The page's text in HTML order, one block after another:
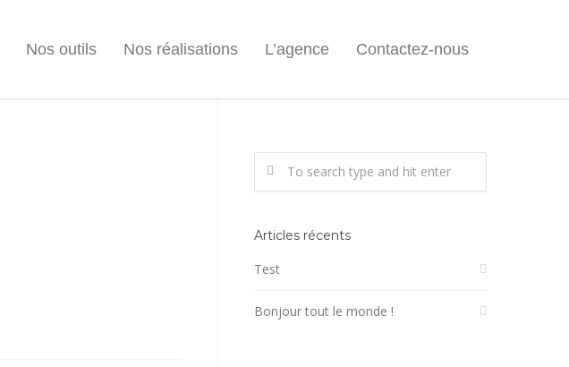
Nos outils Nos réalisations L’agence Contactez-nous
Articles récents
Test
Bonjour tout le monde !